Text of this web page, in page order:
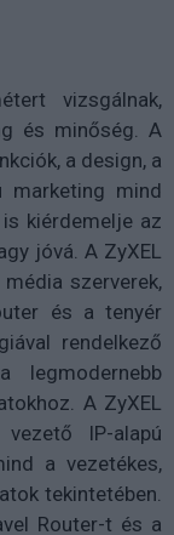
vizsgálnak,
és minőség. A
a design, a
marketing mind
kiérdemelje az
jóvá. A ZyXEL
szerverek,
és a tenyér
rendelkező
A ZyXEL
IP-alapú
a vezetékes,
tekintetében.
Router-t és a